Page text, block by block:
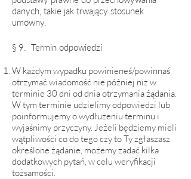
danych, takie jak trwający stosunek
umowny.
§ 9. Termin odpowiedzi
W każdym wypadku powinieneś/powinnaś
otrzymać wiadomość nie później niż w
terminie 30 dni od dnia otrzymania żądania.
W tym terminie udzielimy odpowiedzi lub
poinformujemy o wydłużeniu terminu i
wyjaśnimy przyczyny. Jeżeli będziemy mieli
wątpliwości co do tego czy to Ty zgłaszasz
określone żądanie, możemy zadać kilka
dodatkowych pytań, w celu weryfikacji
tożsamości.